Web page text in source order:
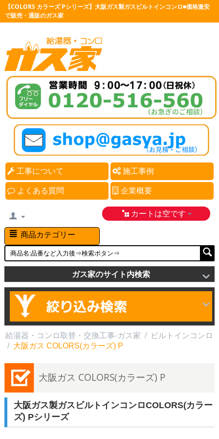
【COLORS カラーズ Pシリーズ】大阪ガス製ガスビルトインコンロ■価格激安
で販売・通販のガス家
工事について 施工事例
よくある質問 企業概要
カートは空です
商品カテゴリー
ガス家のサイト内検索
給湯器・コンロ取替・交換工事-ガス家 /
ビルトインコンロ
/ 大阪ガス COLORS(カラーズ) P
大阪ガス COLORS(カラーズ) P
大阪ガス製ガスビルトインコンロCOLORS(カラー
ズ) Pシリーズ